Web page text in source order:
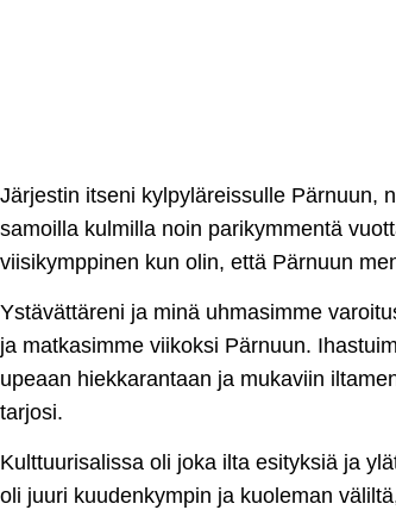
Järjestin itseni kylpyläreissulle Pärnuun,
samoilla kulmilla noin parikymmentä
viisikymppinen kun olin, että Pärnuun
Ystävättäreni ja minä uhmasimme
ja matkasimme viikoksi Pärnuun.
upeaan hiekkarantaan ja mukaviin
tarjosi.
Kulttuurisalissa oli joka ilta esityksiä ja
oli juuri kuudenkympin ja kuoleman